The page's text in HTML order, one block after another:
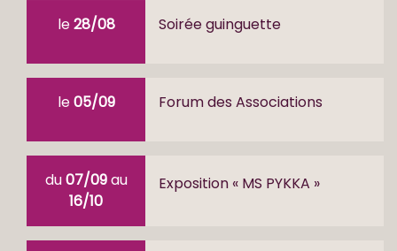
le28/08 Soirée guinguette
le05/09 Forum des Associations
du07/09au
16/10
Exposition « MS PYKKA »